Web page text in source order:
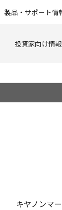
製品・サポート情
投資家向け情報
キヤノンマ